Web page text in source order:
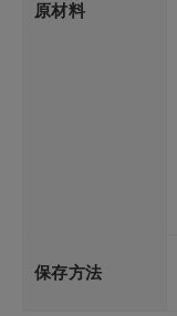
原材料
保存方法